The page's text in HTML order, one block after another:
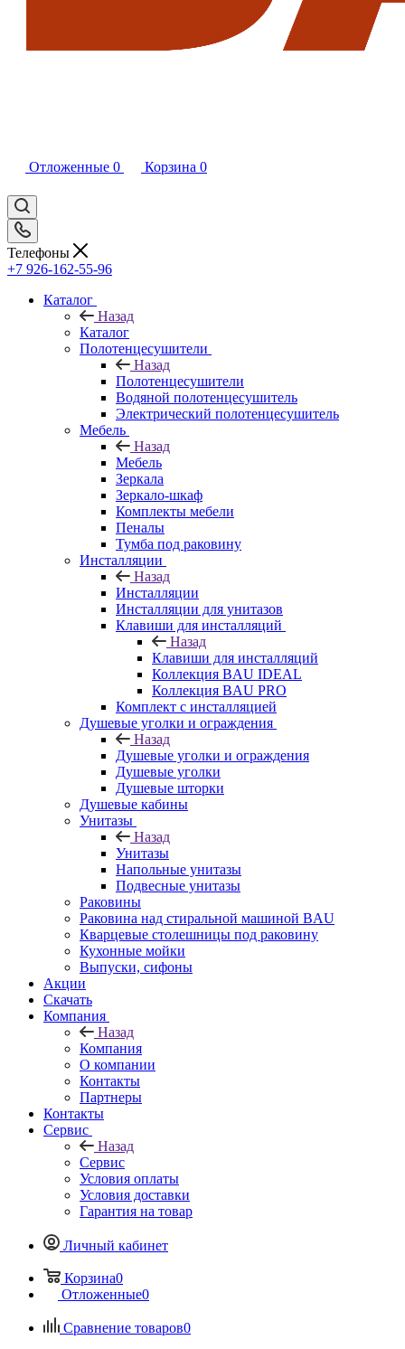
Отложенные 0 Корзина 0
Телефоны
+7 926-162-55-96
Каталог
Назад
Каталог
Полотенцесушители
Назад
Полотенцесушители
Водяной полотенцесушитель
Электрический полотенцесушитель
Мебель
Назад
Мебель
Зеркала
Зеркало-шкаф
Комплекты мебели
Пеналы
Тумба под раковину
Инсталляции
Назад
Инсталляции
Инсталляции для унитазов
Клавиши для инсталляций
Назад
Клавиши для инсталляций
Коллекция BAU IDEAL
Коллекция BAU PRO
Комплект с инсталляцией
Душевые уголки и ограждения
Назад
Душевые уголки и ограждения
Душевые уголки
Душевые шторки
Душевые кабины
Унитазы
Назад
Унитазы
Напольные унитазы
Подвесные унитазы
Раковины
Раковина над стиральной машиной BAU
Кварцевые столешницы под раковину
Кухонные мойки
Выпуски, сифоны
Акции
Скачать
Компания
Назад
Компания
О компании
Контакты
Партнеры
Контакты
Сервис
Назад
Сервис
Условия оплаты
Условия доставки
Гарантия на товар
Личный кабинет
Корзина0
Отложенные0
Сравнение товаров0